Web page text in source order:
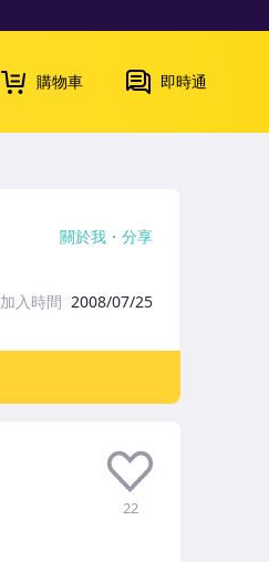
購物車 即時通
22
關於我 分享
加入時間 2008/07/25